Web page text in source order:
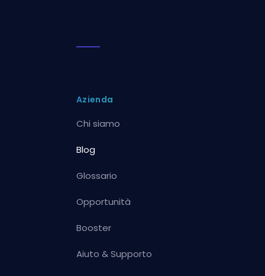
Azienda
Chi siamo
Blog
Glossario
Opportunità
Booster
Aiuto & Supporto